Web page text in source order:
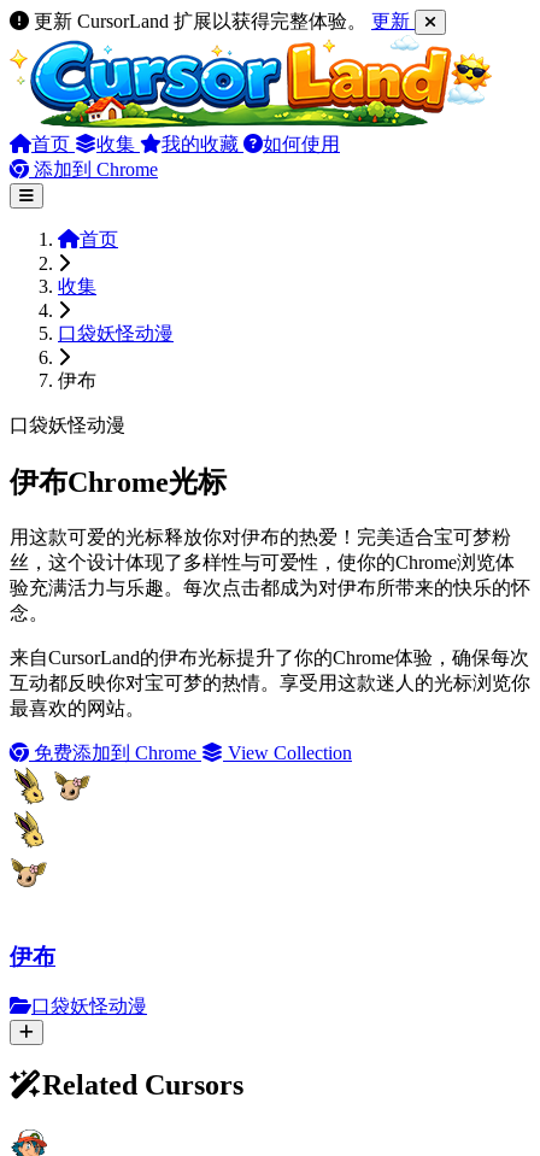
更新 CursorLand 扩展以获得完整体验。 更新
首页 收集 我的收藏
如何使用
添加到 Chrome
首页
收集
口袋妖怪动漫
伊布
口袋妖怪动漫
伊布Chrome光标
用这款可爱的光标释放你对伊布的热爱！完美适合宝可梦粉
丝，这个设计体现了多样性与可爱性，使你的Chrome浏览体
验充满活力与乐趣。每次点击都成为对伊布所带来的快乐的怀
念。
来自CursorLand的伊布光标提升了你的Chrome体验，确保每次
互动都反映你对宝可梦的热情。享受用这款迷人的光标浏览你
最喜欢的网站。
免费添加到 Chrome View Collection
伊布
口袋妖怪动漫
Related Cursors